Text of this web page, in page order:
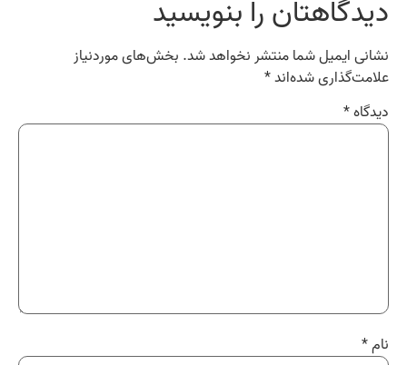
دیدگاهتان را بنویسید
نشانی ایمیل شما منتشر نخواهد شد. بخش‌های موردنیاز
علامت‌گذاری شده‌اند*
دیدگاه*
نام*